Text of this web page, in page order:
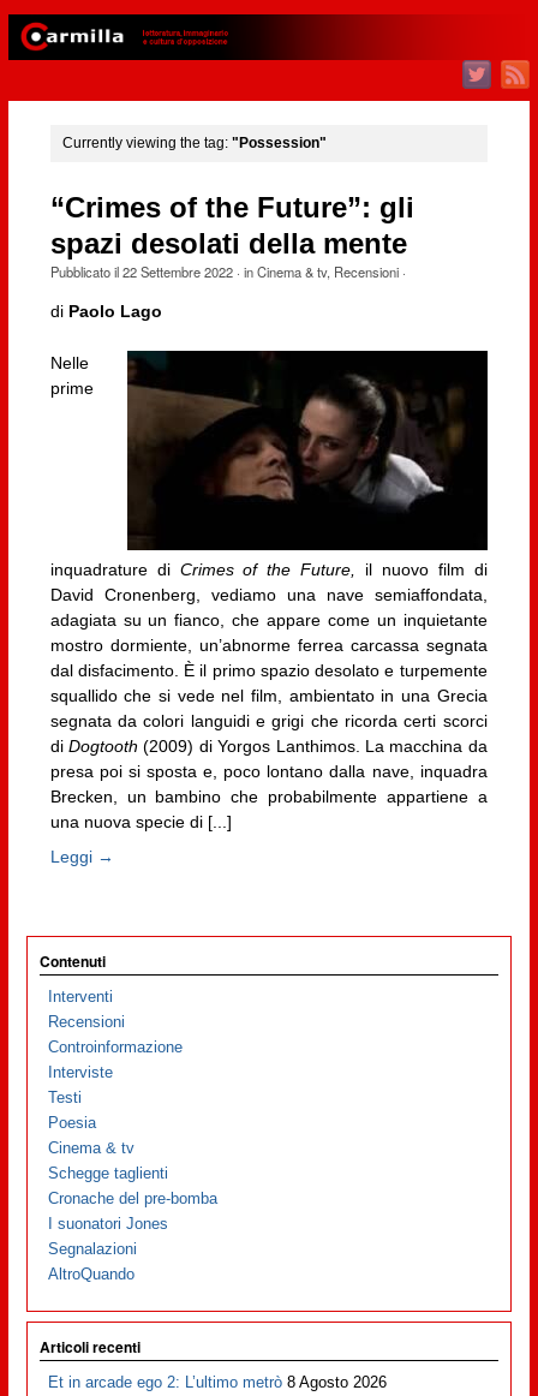
Currently viewing the tag: "Possession"
“Crimes of the Future”: gli
spazi desolati della mente
Pubblicato il22 Settembre 2022· inCinema & tv, Recensioni·
di Paolo Lago
Nelle
prime
inquadrature di Crimes of the Future,
il nuovo film di
David Cronenberg, vediamo una nave semiaffondata,
adagiata su un fianco, che appare come un inquietante
mostro dormiente, un’abnorme ferrea carcassa segnata
dal disfacimento. È il primo spazio desolato e turpemente
squallido che si vede nel film, ambientato in una Grecia
segnata da colori languidi e grigi che ricorda certi scorci
diDogtooth (2009) di Yorgos Lanthimos. La macchina da
presa poi si sposta e, poco lontano dalla nave, inquadra
Brecken, un bambino che probabilmente appartiene a
una nuova specie di [...]
Leggi →
Contenuti
Interventi
Recensioni
Controinformazione
Interviste
Testi
Poesia
Cinema & tv
Schegge taglienti
Cronache del pre-bomba
I suonatori Jones
Segnalazioni
AltroQuando
Articoli recenti
Et in arcade ego 2: L’ultimo metrò 8 Agosto 2026